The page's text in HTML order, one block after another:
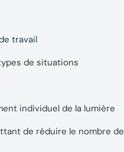
travail
de situations
individuel de la lumière
de réduire le nombre de